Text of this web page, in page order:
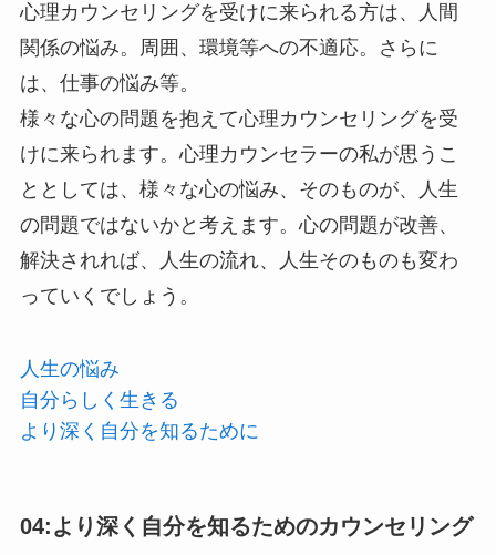
心理カウンセリングを受けに来られる方は、人間
関係の悩み。周囲、環境等への不適応。さらに
は、仕事の悩み等。
様々な心の問題を抱えて心理カウンセリングを受
けに来られます。心理カウンセラーの私が思うこ
ととしては、様々な心の悩み、そのものが、人生
の問題ではないかと考えます。心の問題が改善、
解決されれば、人生の流れ、人生そのものも変わ
っていくでしょう。
人生の悩み
自分らしく生きる
より深く自分を知るために
04:より深く自分を知るためのカウンセリング